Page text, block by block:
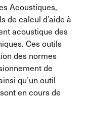
Acoustiques,
de calcul d’aide à
acoustique des
Ces outils
des normes
de
qu’un outil
en cours de